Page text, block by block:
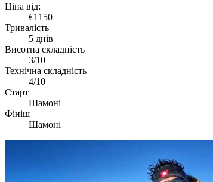
Ціна від:
€1150
Тривалість
5 днів
Висотна складність
3/10
Технічна складність
4/10
Старт
Шамоні
Фініш
Шамоні